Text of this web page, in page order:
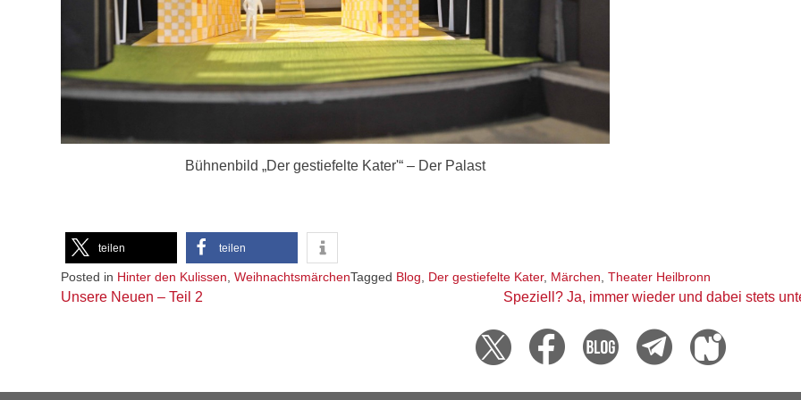
Bühnenbild „Der gestiefelte Kater'“ – Der Palast
teilen teilen
Posted in Hinter den Kulissen WeihnachtsmärchenTagged Blog Der gestiefelte Kater, Märchen Theater Heilbronn
Beitragsnavigation
Unsere Neuen – Teil 2 Speziell? Ja, immer wieder und dabei stets